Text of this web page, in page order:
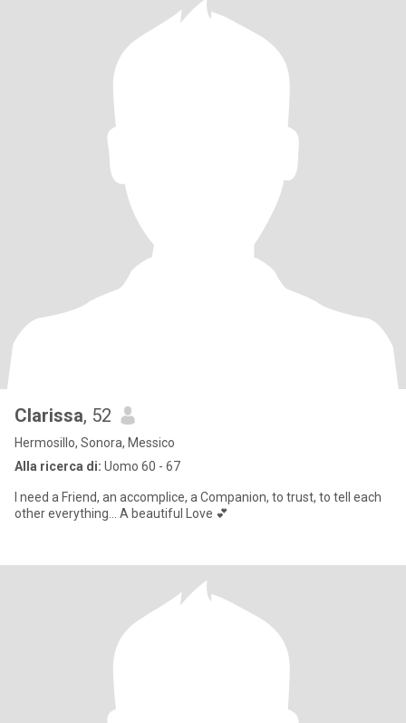
Clarissa, 52
Hermosillo, Sonora, Messico
Alla ricerca di: Uomo 60 - 67
I need a Friend, an accomplice, a Companion, to trust, to tell each
other everything... A beautiful Love 💕